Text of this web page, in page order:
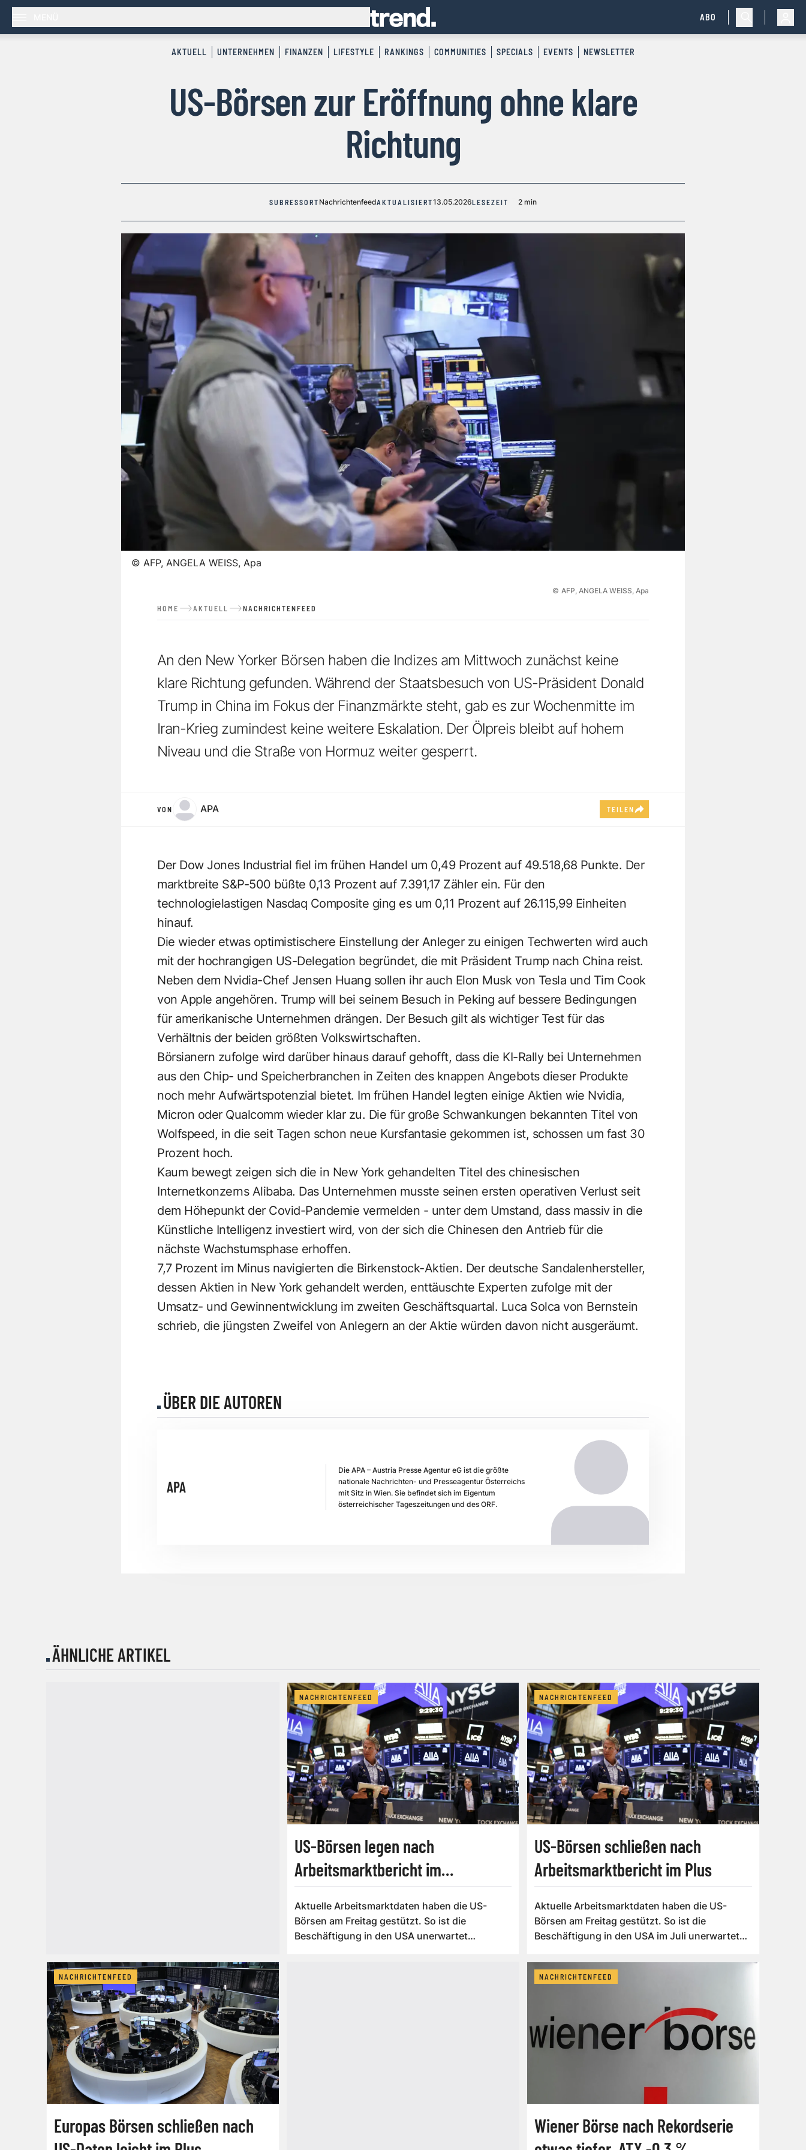
ABO
AKTUELL UNTERNEHMEN FINANZEN LIFESTYLE RANKINGS COMMUNITIES SPECIALS EVENTS NEWSLETTER
US-Börsen zur Eröffnung ohne klare
Richtung
SUBRESSORT NachrichtenfeedAKTUALISIERT13.05.2026LESEZEIT 2 min
© AFP, ANGELA WEISS, Apa
© AFP, ANGELA WEISS, Apa
HOME AKTUELL NACHRICHTENFEED
An den New Yorker Börsen haben die Indizes am Mittwoch zunächst keine
klare Richtung gefunden. Während der Staatsbesuch von US-Präsident Donald
Trump in China im Fokus der Finanzmärkte steht, gab es zur Wochenmitte im
Iran-Krieg zumindest keine weitere Eskalation. Der Ölpreis bleibt auf hohem
Niveau und die Straße von Hormuz weiter gesperrt.
VON APA TEILEN
Der Dow Jones Industrial fiel im frühen Handel um 0,49 Prozent auf 49.518,68 Punkte. Der
marktbreite S&P-500 büßte 0,13 Prozent auf 7.391,17 Zähler ein. Für den
technologielastigen Nasdaq Composite ging es um 0,11 Prozent auf 26.115,99 Einheiten
hinauf.
Die wieder etwas optimistischere Einstellung der Anleger zu einigen Techwerten wird auch
mit der hochrangigen US-Delegation begründet, die mit Präsident Trump nach China reist.
Neben dem Nvidia-Chef Jensen Huang sollen ihr auch Elon Musk von Tesla und Tim Cook
von Apple angehören. Trump will bei seinem Besuch in Peking auf bessere Bedingungen
für amerikanische Unternehmen drängen. Der Besuch gilt als wichtiger Test für das
Verhältnis der beiden größten Volkswirtschaften.
Börsianern zufolge wird darüber hinaus darauf gehofft, dass die KI-Rally bei Unternehmen
aus den Chip- und Speicherbranchen in Zeiten des knappen Angebots dieser Produkte
noch mehr Aufwärtspotenzial bietet. Im frühen Handel legten einige Aktien wie Nvidia,
Micron oder Qualcomm wieder klar zu. Die für große Schwankungen bekannten Titel von
Wolfspeed, in die seit Tagen schon neue Kursfantasie gekommen ist, schossen um fast 30
Prozent hoch.
Kaum bewegt zeigen sich die in New York gehandelten Titel des chinesischen
Internetkonzerns Alibaba. Das Unternehmen musste seinen ersten operativen Verlust seit
dem Höhepunkt der Covid-Pandemie vermelden - unter dem Umstand, dass massiv in die
Künstliche Intelligenz investiert wird, von der sich die Chinesen den Antrieb für die
nächste Wachstumsphase erhoffen.
7,7 Prozent im Minus navigierten die Birkenstock-Aktien. Der deutsche Sandalenhersteller,
dessen Aktien in New York gehandelt werden, enttäuschte Experten zufolge mit der
Umsatz- und Gewinnentwicklung im zweiten Geschäftsquartal. Luca Solca von Bernstein
schrieb, die jüngsten Zweifel von Anlegern an der Aktie würden davon nicht ausgeräumt.
ÜBER DIE AUTOREN
APA
Die APA – Austria Presse Agentur eG ist die größte
nationale Nachrichten- und Presseagentur Österreichs
mit Sitz in Wien. Sie befindet sich im Eigentum
österreichischer Tageszeitungen und des ORF.
ÄHNLICHE ARTIKEL
NACHRICHTENFEED
US-Börsen legen nach
Arbeitsmarktbericht im
Aktuelle Arbeitsmarktdaten haben die US-
Börsen am Freitag gestützt. So ist die
Beschäftigung in den USA unerwartet
NACHRICHTENFEED
US-Börsen schließen nach
Arbeitsmarktbericht im Plus
Aktuelle Arbeitsmarktdaten haben die US-
Börsen am Freitag gestützt. So ist die
Beschäftigung in den USA im Juli unerwartet
NACHRICHTENFEED
Europas Börsen schließen nach
NACHRICHTENFEED
Wiener Börse nach Rekordserie